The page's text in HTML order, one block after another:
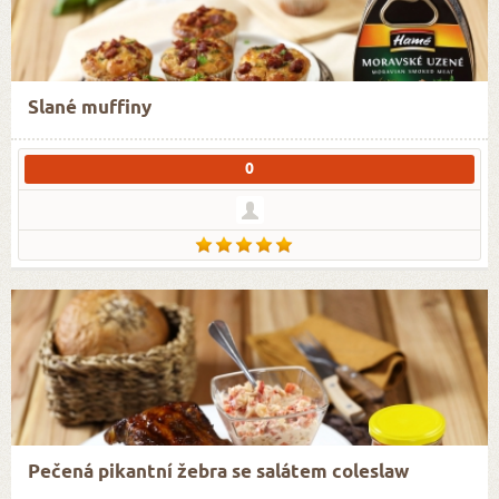
Slané muffiny
0
Pečená pikantní žebra se salátem coleslaw